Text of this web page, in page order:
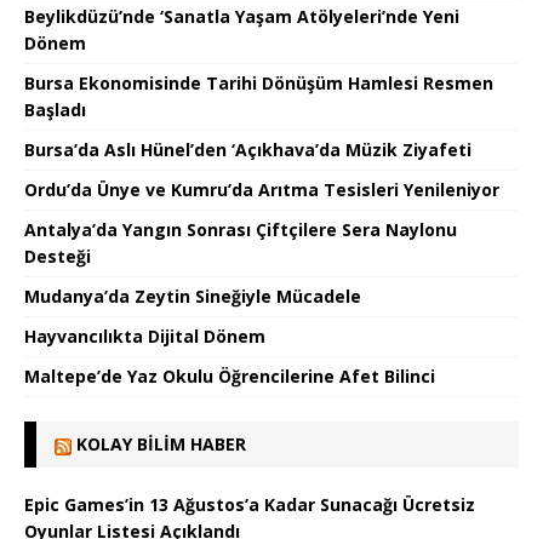
Beylikdüzü’nde ‘Sanatla Yaşam Atölyeleri’nde Yeni
Dönem
Bursa Ekonomisinde Tarihi Dönüşüm Hamlesi Resmen
Başladı
Bursa’da Aslı Hünel’den ‘Açıkhava’da Müzik Ziyafeti
Ordu’da Ünye ve Kumru’da Arıtma Tesisleri Yenileniyor
Antalya’da Yangın Sonrası Çiftçilere Sera Naylonu
Desteği
Mudanya’da Zeytin Sineğiyle Mücadele
Hayvancılıkta Dijital Dönem
Maltepe’de Yaz Okulu Öğrencilerine Afet Bilinci
KOLAY BILIM HABER
Epic Games’in 13 Ağustos’a Kadar Sunacağı Ücretsiz
Oyunlar Listesi Açıklandı